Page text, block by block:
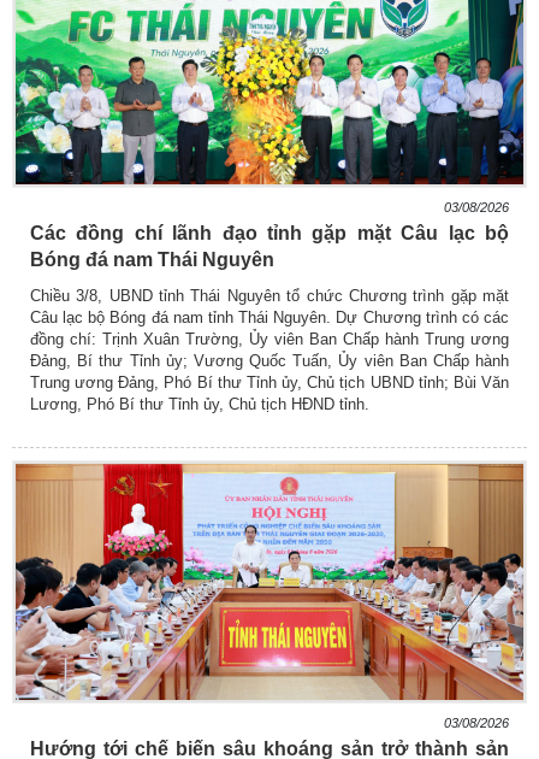
03/08/2026
Các đồng chí lãnh đạo tỉnh gặp mặt Câu lạc bộ
Bóng đá nam Thái Nguyên
Chiều 3/8, UBND tỉnh Thái Nguyên tổ chức Chương trình gặp mặt
Câu lạc bộ Bóng đá nam tỉnh Thái Nguyên. Dự Chương trình có các
đồng chí: Trịnh Xuân Trường, Ủy viên Ban Chấp hành Trung ương
Đảng, Bí thư Tỉnh ủy; Vương Quốc Tuấn, Ủy viên Ban Chấp hành
Trung ương Đảng, Phó Bí thư Tỉnh ủy, Chủ tịch UBND tỉnh; Bùi Văn
Lương, Phó Bí thư Tỉnh ủy, Chủ tịch HĐND tỉnh.
03/08/2026
Hướng tới chế biến sâu khoáng sản trở thành sản